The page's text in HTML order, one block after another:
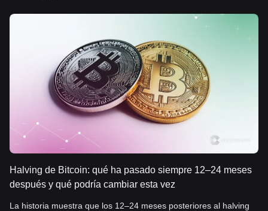
Halving de Bitcoin: qué ha pasado siempre 12–24 meses
después y qué podría cambiar esta vez
La historia muestra que los 12–24 meses posteriores al halving